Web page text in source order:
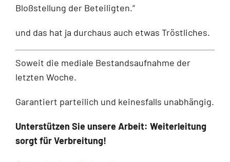
Bloßstellung der Beteiligten.“
und das hat ja durchaus auch etwas Tröstliches.
Soweit die mediale Bestandsaufnahme der
letzten Woche.
Garantiert parteilich und keinesfalls unabhängig.
Unterstützen Sie unsere Arbeit: Weiterleitung
sorgt für Verbreitung!